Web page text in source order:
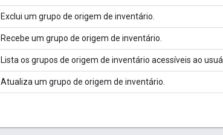
Exclui um grupo de origem de inventário.
Recebe um grupo de origem de inventário.
Lista os grupos de origem de inventário acessíveis ao
Atualiza um grupo de origem de inventário.